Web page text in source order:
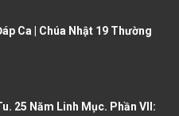
Ca | Chúa Nhật 19 Thường
25 Năm Linh Mục. Phần VII: